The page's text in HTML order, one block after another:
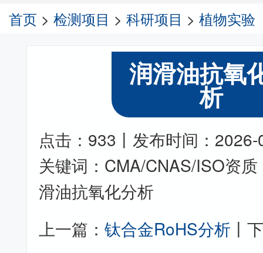
首页 > 检测项目 > 科研项目 > 植物实验
润滑油抗氧
析
点击：933丨发布时间：
关键词：CMA/CNAS/ISO资
滑油抗氧化分析
上一篇：钛合金RoHS分析 丨